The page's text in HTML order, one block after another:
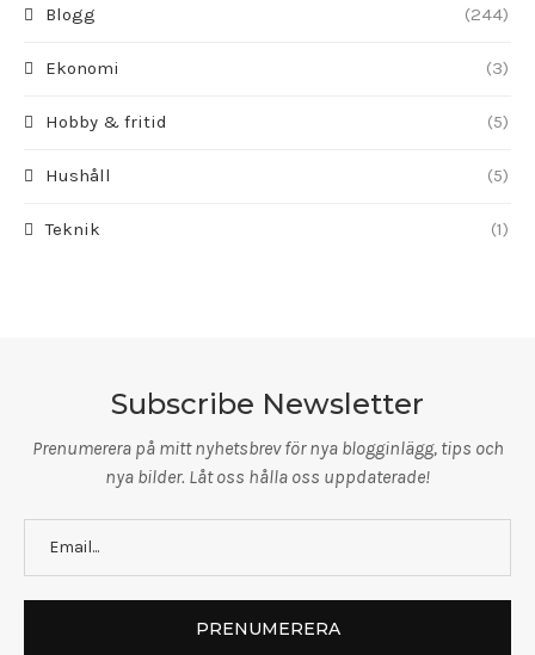
Blogg (244)
Ekonomi (3)
Hobby & fritid (5)
Hushåll (5)
Teknik (1)
Subscribe Newsletter
Prenumerera på mitt nyhetsbrev för nya blogginlägg, tips och
nya bilder. Låt oss hålla oss uppdaterade!